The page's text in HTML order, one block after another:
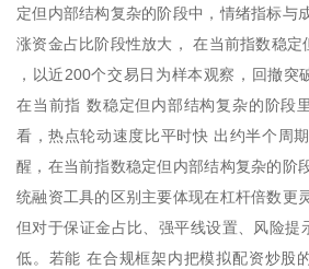
定但内部结构复杂的阶段中，情绪指标与
涨资金占比阶段性放大， 在当前指数稳定
，以近200个交易日为样本观察，回撤突
在当前指 数稳定但内部结构复杂的阶段
看，热点轮动速度比平时快 出约半个周
醒，在当前指数稳定但内部结构复杂的阶
统融资工具的区别主要体现在杠杆倍数更
但对于保证金占比、强平线设置、风险提
低。若能 在合规框架内把模拟配资炒股